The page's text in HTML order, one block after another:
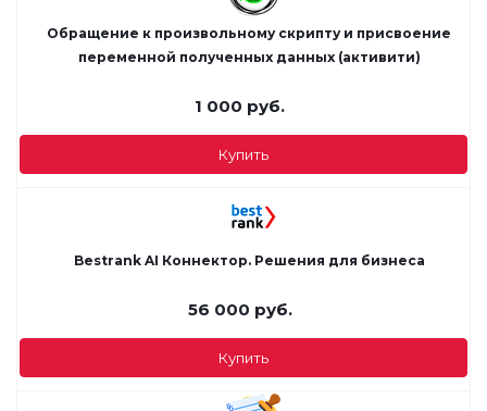
Обращение к произвольному скрипту и присвоение
переменной полученных данных (активити)
1 000 руб.
Купить
Bestrank AI Коннектор. Решения для бизнеса
56 000 руб.
Купить